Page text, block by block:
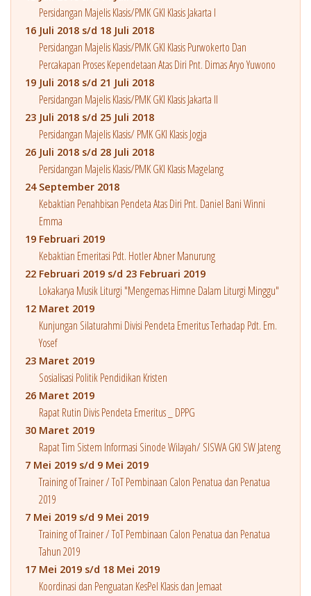
Persidangan Majelis Klasis/PMK GKI Klasis Jakarta I
16 Juli 2018 s/d 18 Juli 2018
Persidangan Majelis Klasis/PMK GKI Klasis Purwokerto Dan
Percakapan Proses Kependetaan Atas Diri Pnt. Dimas Aryo Yuwono
19 Juli 2018 s/d 21 Juli 2018
Persidangan Majelis Klasis/PMK GKI Klasis Jakarta II
23 Juli 2018 s/d 25 Juli 2018
Persidangan Majelis Klasis/ PMK GKI Klasis Jogja
26 Juli 2018 s/d 28 Juli 2018
Persidangan Majelis Klasis/PMK GKI Klasis Magelang
24 September 2018
Kebaktian Penahbisan Pendeta Atas Diri Pnt. Daniel Bani Winni
Emma
19 Februari 2019
Kebaktian Emeritasi Pdt. Hotler Abner Manurung
22 Februari 2019 s/d 23 Februari 2019
Lokakarya Musik Liturgi "Mengemas Himne Dalam Liturgi Minggu"
12 Maret 2019
Kunjungan Silaturahmi Divisi Pendeta Emeritus Terhadap Pdt. Em.
Yosef
23 Maret 2019
Sosialisasi Politik Pendidikan Kristen
26 Maret 2019
Rapat Rutin Divis Pendeta Emeritus _ DPPG
30 Maret 2019
Rapat Tim Sistem Informasi Sinode Wilayah/ SISWA GKI SW Jateng
7 Mei 2019 s/d 9 Mei 2019
Training of Trainer / ToT Pembinaan Calon Penatua dan Penatua
2019
7 Mei 2019 s/d 9 Mei 2019
Training of Trainer / ToT Pembinaan Calon Penatua dan Penatua
Tahun 2019
17 Mei 2019 s/d 18 Mei 2019
Koordinasi dan Penguatan KesPel Klasis dan Jemaat